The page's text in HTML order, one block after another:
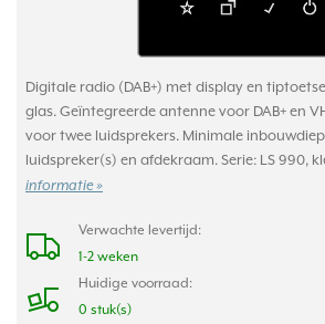
Digitale radio (DAB+) met display en
glas. Geïntegreerde antenne voor DAB+ en
voor twee luidsprekers. Minimale
luidspreker(s) en afdekraam. Serie: LS 990,
informatie »
Verwachte levertijd:
1-2 weken
Huidige voorraad:
0 stuk(s)